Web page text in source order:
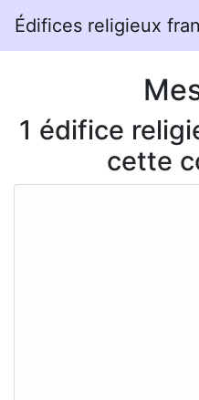
Édifices religieux
1 édifice
cette